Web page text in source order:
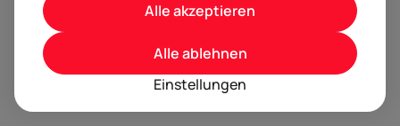
Einstellungen
Alle ablehnen
Alle akzeptieren